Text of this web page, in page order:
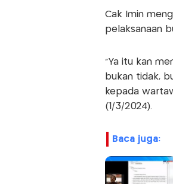
Cak Imin
pelaksanaan
"Ya itu kan
bukan tidak,
kepada
(1/3/2024).
baca juga: